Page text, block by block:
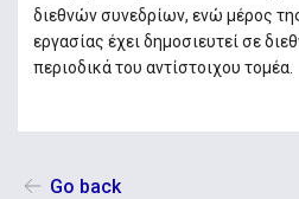
διεθνών συνεδρίων, ενώ μέρος
εργασίας έχει δημοσιευτεί σε
περιοδικά του αντίστοιχου τομέα.
Go back